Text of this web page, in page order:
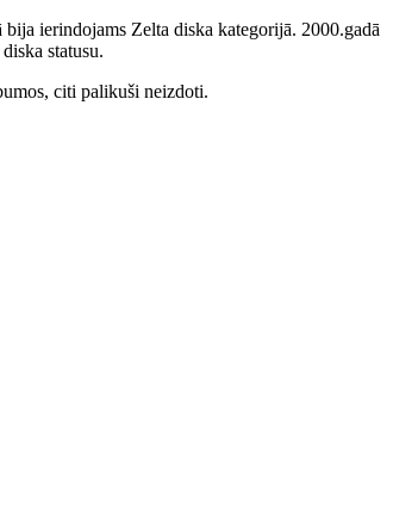
ierindojams Zelta diska kategorijā. 2000.gadā
statusu.
citi palikuši neizdoti.